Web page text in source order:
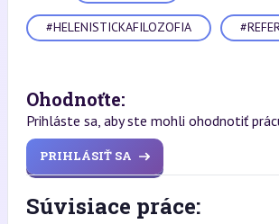
#HELENISTICKAFILOZOFIA
Ohodnoťte:
Prihláste sa, aby ste mohli ohodnotiť
PRIHLÁSIŤ SA
Súvisiace práce: